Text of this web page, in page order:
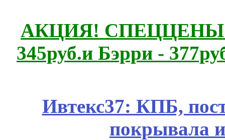
АКЦИЯ! СПЕЦЦЕНЫ
345руб.и Бэрри -
Ивтекс37: КПБ,
покрывала